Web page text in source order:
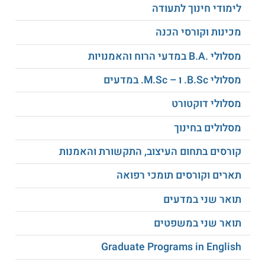
לסיכום
הבחירה בלימודי הנדסת מחשבים במגמת חומרת מחשבים
באוניברסיטת בר-אילן הינה הדרך שלכם להפוך לחלק מחזית
החדשנות הטכנולוגית. אם אתם מוכנים לאתגר ולקריירה בעלת
השפעה ומשמעות, זו ההזדמנות שלכם.
למידע נוסף לחצו:אוניברסיטת בר-אילן
לימודי חינוך לתעודה
מכינות וקורסי הכנה
מסלולי .B.A במדעי הרוח והאמנויות
מסלולי B.Sc. ו – M.Sc. במדעים
מסלולי דוקטורט
מסלולים בחינוך
קורסים בתחום העיצוב, התקשורת והאמנות
תארים וקורסים תומכי רפואה
תואר שני במדעים
תואר שני במשפטים
Graduate Programs in English